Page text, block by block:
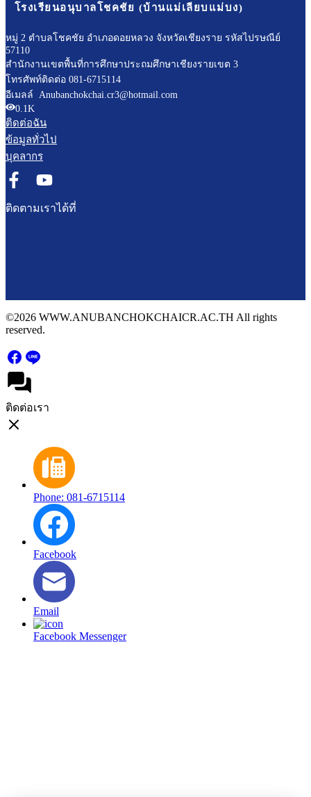
โรงเรียนอนุบาลโชคชัย (บ้านแม่เลียบแม่บง)
หมู่ 2 ตำบลโชคชัย อำเภอดอยหลวง จังหวัดเชียงราย รหัสไปรษณีย์
57110
สำนักงานเขตพื้นที่การศึกษาประถมศึกษาเชียงรายเขต 3
โทรศัพท์ติดต่อ 081-6715114
อีเมลล์ Anubanchokchai.cr3@hotmail.com
0.1K
ติดต่อฉัน
ข้อมูลทั่วไป
บุคลากร
ติดตามเราได้ที่
©2026 WWW.ANUBANCHOKCHAICR.AC.TH All rights
reserved.
ติดต่อเรา
Phone: 081-6715114
Facebook
Email
Facebook Messenger